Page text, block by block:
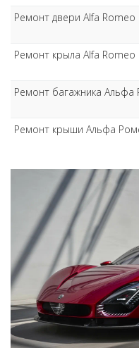
Ремонт двери Alfa Romeo
Ремонт крыла Alfa Romeo
Ремонт багажника Альфа
Ремонт крыши Альфа